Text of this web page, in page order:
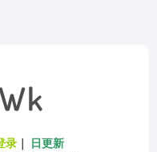
录 ｜
日更新